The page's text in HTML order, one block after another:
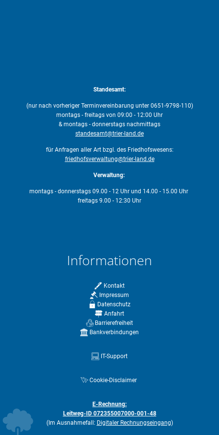
Standesamt:
(nur nach vorheriger Terminvereinbarung unter 0651-9798-110)
montags - freitags von 09:00 - 12:00 Uhr
& montags - donnerstags nachmittags
standesamt@trier-land.de
für Anfragen aller Art bzgl. des Friedhofswesens:
friedhofsverwaltung@trier-land.de
Verwaltung:
montags - donnerstags 09.00 - 12 Uhr und 14.00 - 15.00 Uhr
freitags 9.00 - 12:30 Uhr
Informationen
Kontakt
Impressum
Datenschutz
Anfahrt
Barrierefreiheit
Bankverbindungen
IT-Support
Cookie-Disclaimer
E-Rechnung:
Leitweg-ID 072355007000-001-48
(Im Ausnahmefall: Digitaler Rechnungseingang)